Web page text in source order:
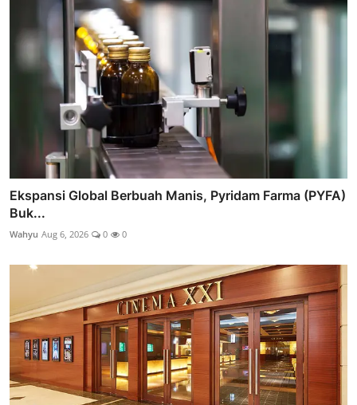
Ekspansi Global Berbuah Manis, Pyridam Farma (PYFA)
Buk...
Wahyu Aug 6, 2026 0 0